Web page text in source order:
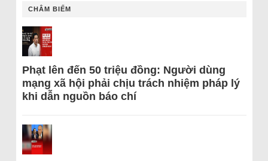
CHÂM BIẾM
Phạt lên đến 50 triệu đồng: Người dùng
mạng xã hội phải chịu trách nhiệm pháp lý
khi dẫn nguồn báo chí